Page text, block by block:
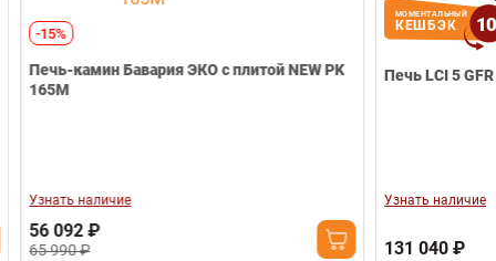
-15%
Печь-камин Бавария ЭКО с плитой NEW PK
165М
Узнать наличие
56 092 ₽
65 990 ₽
МОМЕНТАЛЬНЫЙ
КЕШБЭК 10
Печь LCI 5
Узнать наличие
131 040 ₽